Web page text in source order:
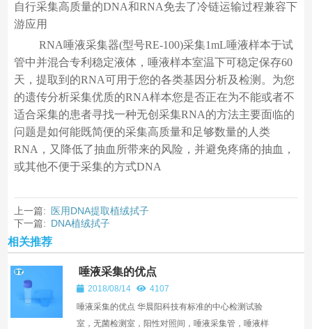
自行采集高质量的DNA和RNA免去了冷链运输过程兼容下
游应用
RNA唾液采集器(型号RE-100)采集1mL唾液样本于试
管中并混合专利稳定液体，唾液样本室温下可稳定保存60
天，提取到的RNA可用于您的各类基因分析及检测。为您
的遗传分析采集优质的RNA样本您是否正在为不能或者不
适合采集的患者寻找一种无创采集RNA的方法主要面临的
问题是如何能既简便的采集高质量和足够数量的人类
RNA，又降低了抽血所带来的风险，并避免疼痛的抽血，
或其他不便于采集的方式DNA
上一篇:
医用DNA提取植绒拭子
下一篇: DNA植绒拭子
相关推荐
唾液采集的优点
2018/08/14
4107
唾液采集的优点 华晨阳科技有标准的中心检测试验
室，无菌检测室，阳性对照间，唾液采集管，唾液样